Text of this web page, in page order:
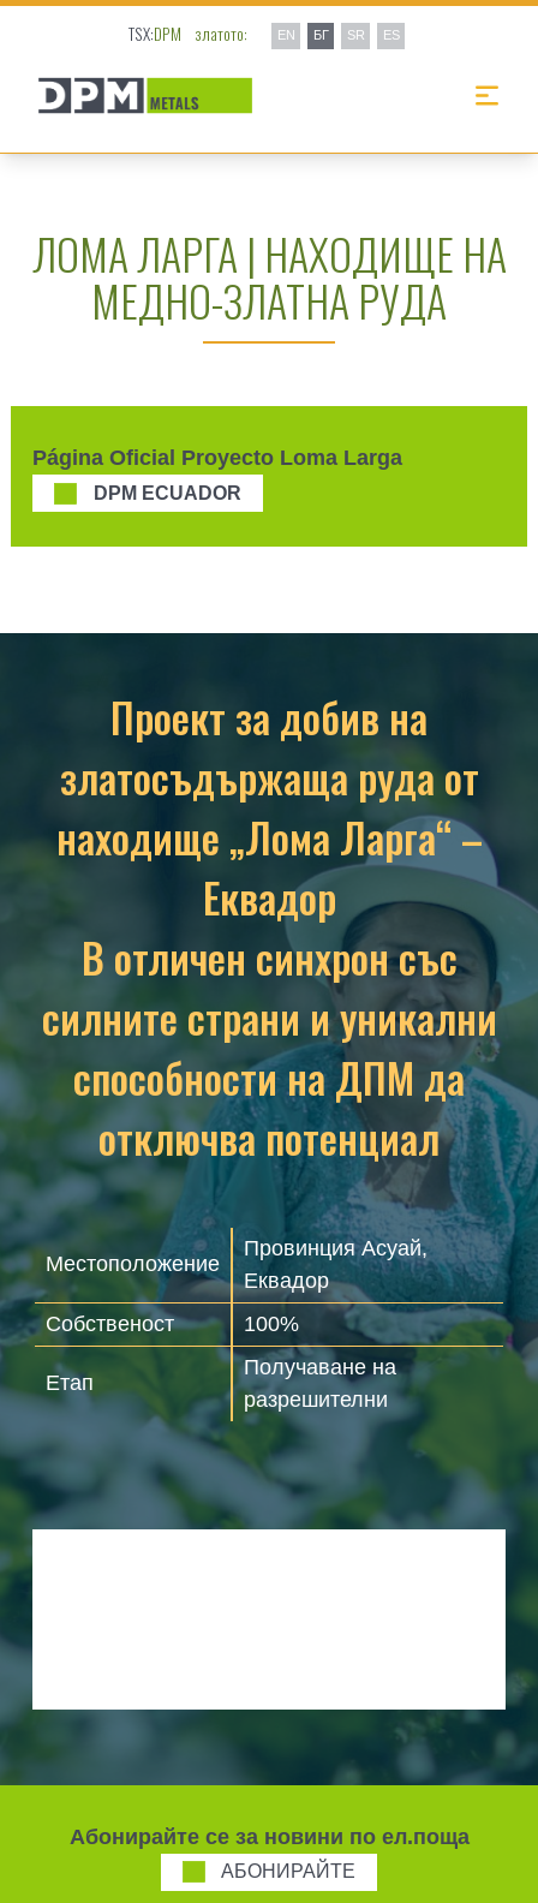
TSX:DPM златото: EN БГ SR ES
ЛОМА ЛАРГА | НАХОДИЩЕ НА
МЕДНО-ЗЛАТНА РУДА
Página Oficial Proyecto Loma Larga
DPM ECUADOR
Проект за добив на
златосъдържаща руда от
находище „Лома Ларга“ –
Еквадор
В отличен синхрон със
силните страни и уникални
способности на ДПМ да
отключва потенциал
Местоположение
Провинция Асуай,
Еквадор
Собственост
100%
Етап
Получаване на
разрешителни
Абонирайте се за новини по ел.поща
АБОНИРАЙТЕ